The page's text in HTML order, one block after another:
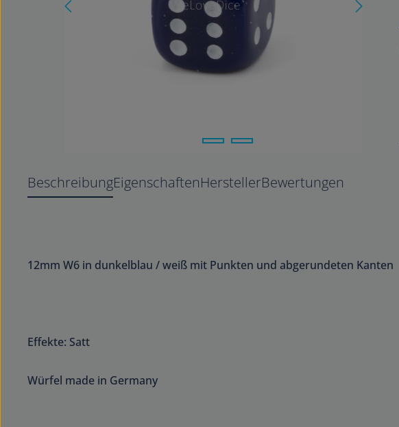
BeschreibungEigenschaftenHerstellerBewertungen
12mm W6 in dunkelblau / weiß mit Punkten und abgerundeten Kanten
Effekte: Satt
Würfel made in Germany